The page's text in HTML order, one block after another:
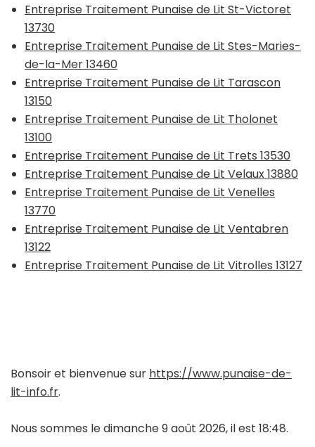
Entreprise Traitement Punaise de Lit St-Victoret
13730
Entreprise Traitement Punaise de Lit Stes-Maries-
de-la-Mer 13460
Entreprise Traitement Punaise de Lit Tarascon
13150
Entreprise Traitement Punaise de Lit Tholonet
13100
Entreprise Traitement Punaise de Lit Trets 13530
Entreprise Traitement Punaise de Lit Velaux 13880
Entreprise Traitement Punaise de Lit Venelles
13770
Entreprise Traitement Punaise de Lit Ventabren
13122
Entreprise Traitement Punaise de Lit Vitrolles 13127
Bonsoir et bienvenue sur https://www.punaise-de-
lit-info.fr.
Nous sommes le dimanche 9 août 2026, il est 18:48.